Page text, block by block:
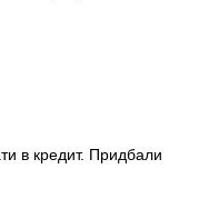
в кредит. Придбали